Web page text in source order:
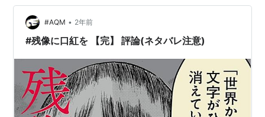
隆の他にこんなことを試みる作家はいるだろうか。条件
の詳細は主人公の作家・佐治勝男と評論家・津田得治の
話し合いで決められる（その内容紹介省略）。初めに消
#AQM • 2年前
#残像に口紅を 【完】 評論(ネタバレ注意)